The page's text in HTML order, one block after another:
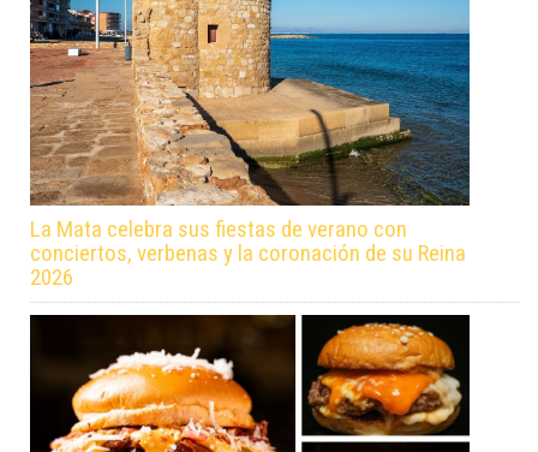
La Mata celebra sus fiestas de verano con
conciertos, verbenas y la coronación de su Reina
2026